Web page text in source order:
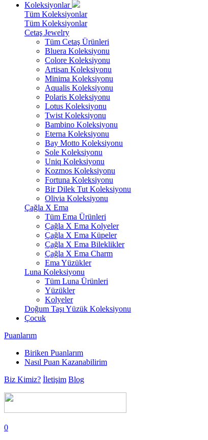
Koleksiyonlar
Tüm Koleksiyonlar
Tüm Koleksiyonlar
Cetaş Jewelry
Tüm Cetaş Ürünleri
Bluera Koleksiyonu
Colore Koleksiyonu
Artisan Koleksiyonu
Minima Koleksiyonu
Aqualis Koleksiyonu
Polaris Koleksiyonu
Lotus Koleksiyonu
Twist Koleksiyonu
Bambino Koleksiyonu
Eterna Koleksiyonu
Bay Motto Koleksiyonu
Sole Koleksiyonu
Uniq Koleksiyonu
Kozmos Koleksiyonu
Fortuna Koleksiyonu
Bir Dilek Tut Koleksiyonu
Olivia Koleksiyonu
Çağla X Ema
Tüm Ema Ürünleri
Çağla X Ema Kolyeler
Çağla X Ema Küpeler
Çağla X Ema Bileklikler
Çağla X Ema Charm
Ema Yüzükler
Luna Koleksiyonu
Tüm Luna Ürünleri
Yüzükler
Kolyeler
Doğum Taşı Yüzük Koleksiyonu
Çocuk
Puanlarım
Biriken Puanlarım
Nasıl Puan Kazanabilirim
Biz Kimiz? İletişim Blog
0